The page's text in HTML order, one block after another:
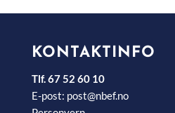
KONTAKTINFO
Tlf. 67 52 60 10
E-post: post@nbef.no